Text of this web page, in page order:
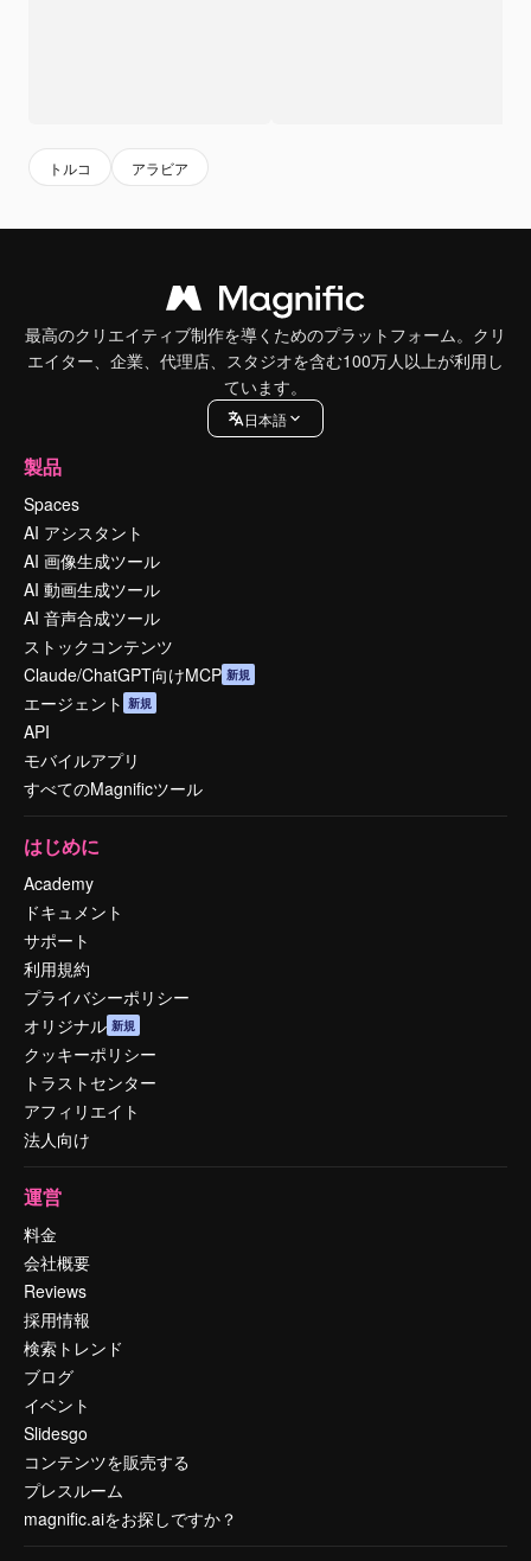
トルコ アラビア
最高のクリエイティブ制作を導くためのプラットフォーム。クリ
エイター、企業、代理店、スタジオを含む100万人以上が利用し
ています。
日本語
製品
Spaces
AI アシスタント
AI 画像生成ツール
AI 動画生成ツール
AI 音声合成ツール
ストックコンテンツ
Claude/ChatGPT向けMCP 新規
エージェント 新規
API
モバイルアプリ
すべてのMagnificツール
はじめに
Academy
ドキュメント
サポート
利用規約
プライバシーポリシー
オリジナル 新規
クッキーポリシー
トラストセンター
アフィリエイト
法人向け
運営
料金
会社概要
Reviews
採用情報
検索トレンド
ブログ
イベント
Slidesgo
コンテンツを販売する
プレスルーム
magnific.aiをお探しですか？